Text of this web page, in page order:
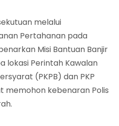
melalui
Pertahanan pada
Misi Bantuan Banjir
lokasi Perintah Kawalan
(PKPB) dan PKP
memohon kebenaran Polis